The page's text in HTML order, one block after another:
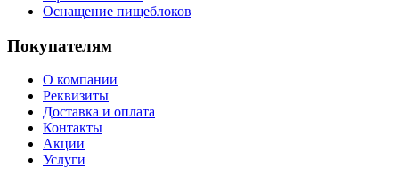
Оснащение пищеблоков
Покупателям
О компании
Реквизиты
Доставка и оплата
Контакты
Акции
Услуги